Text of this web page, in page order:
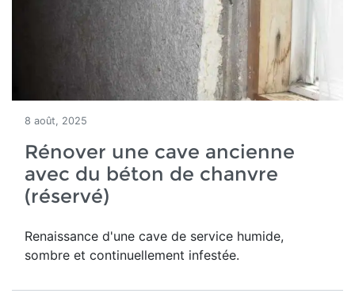
8 août, 2025
Rénover une cave ancienne
avec du béton de chanvre
(réservé)
Renaissance d'une cave de service humide,
sombre et continuellement infestée.